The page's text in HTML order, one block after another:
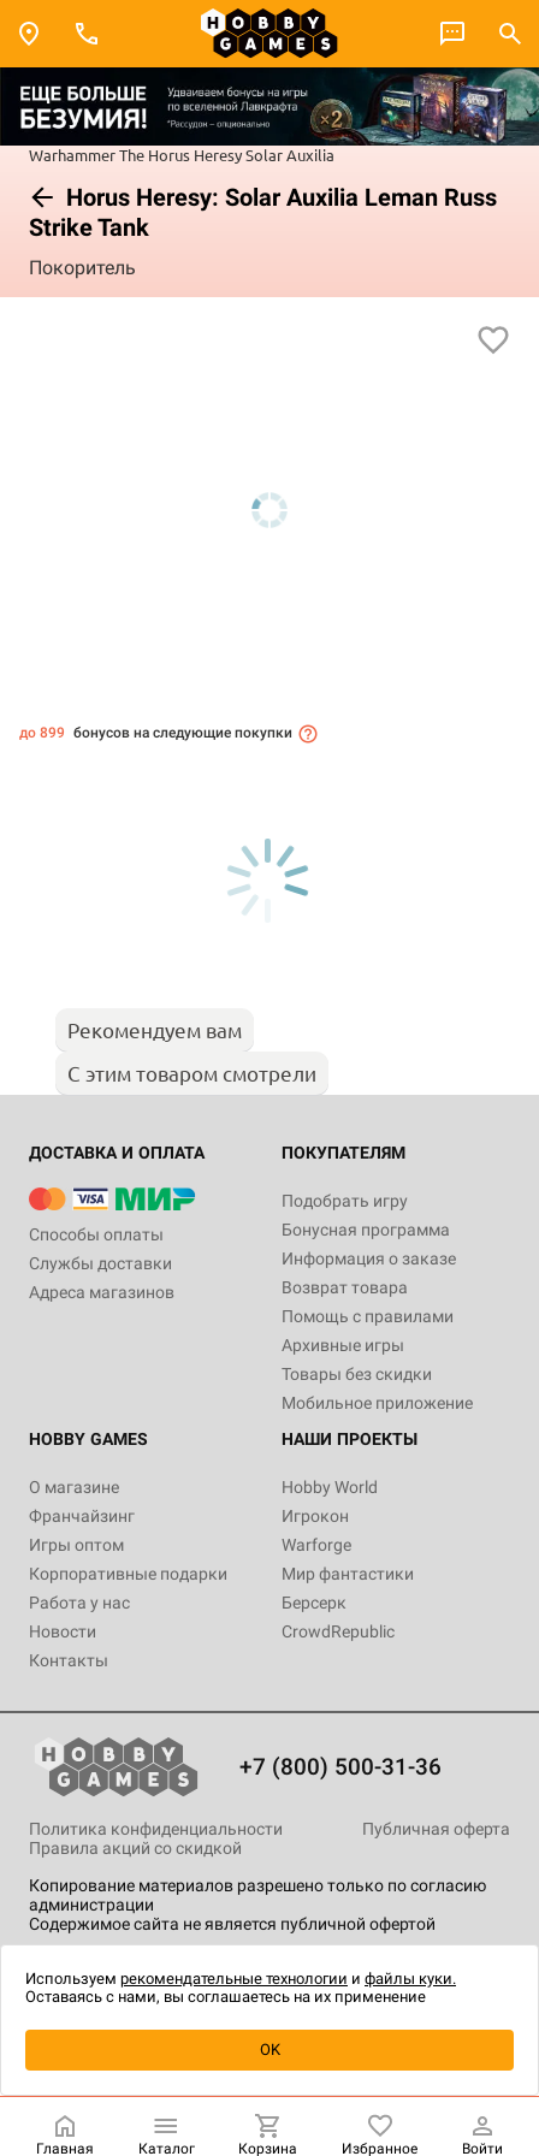
WarhammerThe Horus HeresySolar Auxilia
Horus Heresy: Solar Auxilia Leman Russ
Strike Tank
Покоритель
Купить| 8 990 ₽
до 899 бонусов на следующие покупки
Рекомендуем вам
С этим товаром смотрели
ДОСТАВКА И ОПЛАТА
Способы оплаты
Службы доставки
Адреса магазинов
ПОКУПАТЕЛЯМ
Подобрать игру
Бонусная программа
Информация о заказе
Возврат товара
Помощь с правилами
Архивные игры
Товары без скидки
Мобильное приложение
HOBBY GAMES
О магазине
Франчайзинг
Игры оптом
Корпоративные подарки
Работа у нас
Новости
Контакты
НАШИ ПРОЕКТЫ
Hobby World
Игрокон
Warforge
Мир фантастики
Берсерк
CrowdRepublic
+7 (800) 500-31-36
Копирование материалов разрешено только по согласию
администрации
Содержимое сайта не является публичной офертой
Политика конфиденциальности
Публичная оферта
Правила акций со скидкой
технологии.
Главная Каталог Корзина Избранное Войти
Используем рекомендательные технологии и файлы куки.
Оставаясь с нами, вы соглашаетесь на их применение
OK